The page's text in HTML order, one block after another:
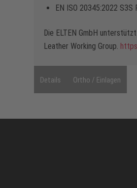
EN ISO 20345:2022 S3S
Die ELTEN GmbH
Leather Working Group.
Details Ortho / Einlagen